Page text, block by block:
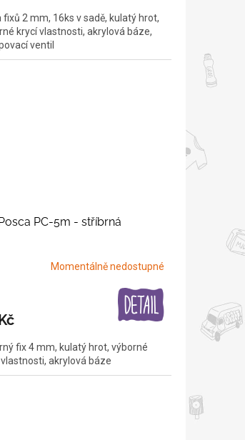
fixů 2 mm, 16ks v sadě, kulatý hrot,
krycí vlastnosti, akrylová báze,
ventil
PC-5m - stříbrná
Momentálně nedostupné
fix 4 mm, kulatý hrot, výborné
vlastnosti, akrylová báze